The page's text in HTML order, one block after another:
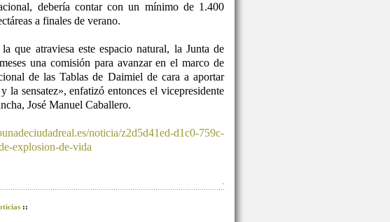
debería contar con un mínimo de 1.400
a finales de verano.
que atraviesa este espacio natural, la Junta de
una comisión para avanzar en el marco de
de las Tablas de Daimiel de cara a aportar
la sensatez», enfatizó entonces el vicepresidente
José Manuel Caballero.
noticia/z2d5d41ed-d1c0-759c-
explosion-de-vida
-
::